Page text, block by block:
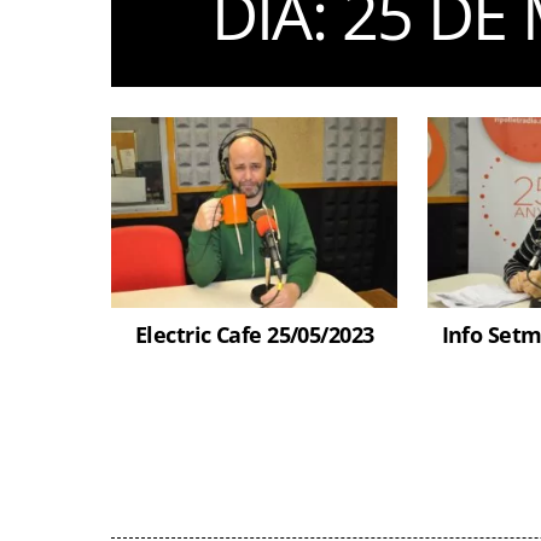
Electric Cafe 25/05/2023 Info